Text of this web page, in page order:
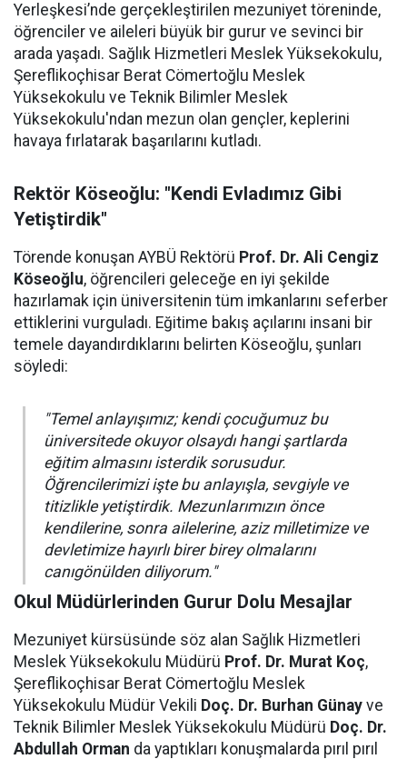
Yerleşkesi’nde gerçekleştirilen mezuniyet töreninde,
öğrenciler ve aileleri büyük bir gurur ve sevinci bir
arada yaşadı. Sağlık Hizmetleri Meslek Yüksekokulu,
Şereflikoçhisar Berat Cömertoğlu Meslek
Yüksekokulu ve Teknik Bilimler Meslek
Yüksekokulu'ndan mezun olan gençler, keplerini
havaya fırlatarak başarılarını kutladı.
Rektör Köseoğlu: "Kendi Evladımız Gibi
Yetiştirdik"
Törende konuşan AYBÜ Rektörü Prof. Dr. Ali Cengiz
Köseoğlu, öğrencileri geleceğe en iyi şekilde
hazırlamak için üniversitenin tüm imkanlarını seferber
ettiklerini vurguladı. Eğitime bakış açılarını insani bir
temele dayandırdıklarını belirten Köseoğlu, şunları
söyledi:
"Temel anlayışımız; kendi çocuğumuz bu
üniversitede okuyor olsaydı hangi şartlarda
eğitim almasını isterdik sorusudur.
Öğrencilerimizi işte bu anlayışla, sevgiyle ve
titizlikle yetiştirdik. Mezunlarımızın önce
kendilerine, sonra ailelerine, aziz milletimize ve
devletimize hayırlı birer birey olmalarını
canıgönülden diliyorum."
Okul Müdürlerinden Gurur Dolu Mesajlar
Mezuniyet kürsüsünde söz alan Sağlık Hizmetleri
Meslek Yüksekokulu Müdürü Prof. Dr. Murat Koç,
Şereflikoçhisar Berat Cömertoğlu Meslek
Yüksekokulu Müdür Vekili Doç. Dr. Burhan Günay ve
Teknik Bilimler Meslek Yüksekokulu Müdürü Doç. Dr.
Abdullah Orman da yaptıkları konuşmalarda pırıl pırıl